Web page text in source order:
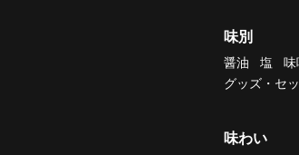
味別
醤油 塩 味
グッズ・セ
味わい